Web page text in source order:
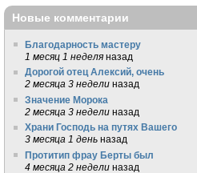
Новые комментарии
Благодарность мастеру
1 месяц 1 неделя назад
Дорогой отец Алексий, очень
2 месяца 3 недели назад
Значение Морока
2 месяца 3 недели назад
Храни Господь на путях Вашего
3 месяца 1 день назад
Протитип фрау Берты был
4 месяца 2 недели назад